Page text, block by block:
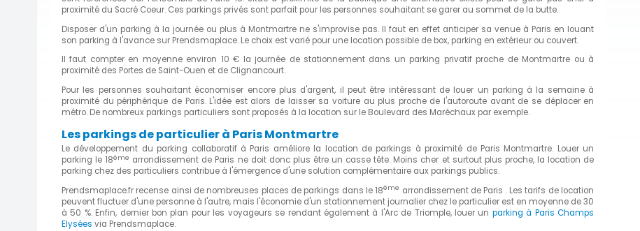
proximité du Sacré Coeur. Ces parkings privés sont parfait pour les personnes souhaitant se garer au sommet de la butte.
Disposer d'un parking à la journée ou plus à Montmartre ne s'improvise pas. Il faut en effet anticiper sa venue à Paris en louant
son parking à l'avance sur Prendsmaplace. Le choix est varié pour une location possible de box, parking en extérieur ou couvert.
Il faut compter en moyenne environ 10 € la journée de stationnement dans un parking privatif proche de Montmartre ou à
proximité des Portes de Saint-Ouen et de Clignancourt.
Pour les personnes souhaitant économiser encore plus d'argent, il peut être intéressant de louer un parking à la semaine à
proximité du périphérique de Paris. L'idée est alors de laisser sa voiture au plus proche de l'autoroute avant de se déplacer en
métro. De nombreux parkings particuliers sont proposés à la location sur le Boulevard des Maréchaux par exemple.
Les parkings de particulier à Paris Montmartre
Le développement du parking collaboratif à Paris améliore la location de parkings à proximité de Paris Montmartre. Louer un
parking le 18ème arrondissement de Paris ne doit donc plus être un casse tête. Moins cher et surtout plus proche, la location de
parking chez des particuliers contribue à l'émergence d'une solution complémentaire aux parkings publics.
Prendsmaplace.fr recense ainsi de nombreuses places de parkings dans le 18ème arrondissement de Paris . Les tarifs de location
peuvent fluctuer d'une personne à l'autre, mais l'économie d'un stationnement journalier chez le particulier est en moyenne de 30
à 50 %. Enfin, dernier bon plan pour les voyageurs se rendant également à l'Arc de Triomple, louer un parking à Paris Champs
Elysées via Prendsmaplace.